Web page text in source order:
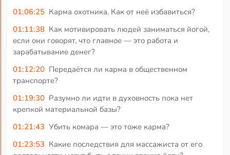
01:06:25 Карма охотника. Как от неё избавиться?
01:11:38 Как мотивировать людей заниматься йогой,
если они говорят, что главное — это работа и
зарабатывание денег?
01:12:20 Передаётся ли карма в общественном
транспорте?
01:19:30 Разумно ли идти в духовность пока нет
крепкой материальной базы?
01:21:43 Убить комара — это тоже карма?
01:23:53 Какие последствия для массажиста от его